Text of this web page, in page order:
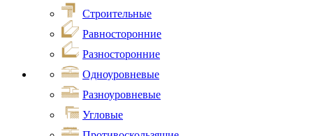
Строительные
Равносторонние
Разносторонние
Одноуровневые
Разноуровневые
Угловые